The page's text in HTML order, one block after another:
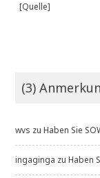
[Quelle]
(3)
wvs zuHaben Sie
ingaginga zuHaben